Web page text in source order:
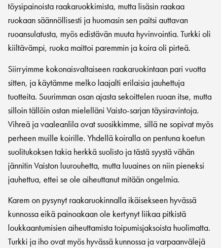
töysipainoista raakaruokkimista, mutta lisäsin raakaa
ruokaan säännöllisesti ja huomasin sen paitsi auttavan
ruoansulatusta, myös edistävän muuta hyvinvointia. Turkki oli
kiiltävämpi, ruoka maittoi paremmin ja koira oli pirteä.
Siirryimme kokonaisvaltaiseen raakaruokintaan pari vuotta
sitten, ja käytämme melko laajalti erilaisia jauhettuja
tuotteita. Suurimman osan ajasta sekoittelen ruoan itse, mutta
silloin tällöin ostan mielelläni Vaisto-sarjan täysiravintoja.
Vihreä ja vaaleanlila ovat suosikkimme, sillä ne sopivat myös
perheen muille koirille. Yhdellä koiralla on pentuna koetun
suolitukoksen takia herkkä suolisto ja tästä syystä vähän
jännitin Vaiston luurouhetta, mutta luuaines on niin pieneksi
jauhettua, ettei se ole aiheuttanut mitään ongelmia.
Karem on pysynyt raakaruokinnalla ikäisekseen hyvässä
kunnossa eikä painoakaan ole kertynyt liikaa pitkistä
loukkaantumisien aiheuttamista toipumisjaksoista huolimatta.
Turkki ja iho ovat myös hyvässä kunnossa ja varpaanvälejä